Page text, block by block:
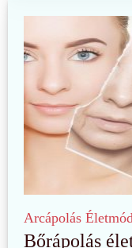
Arcápolás
Bőrápolás